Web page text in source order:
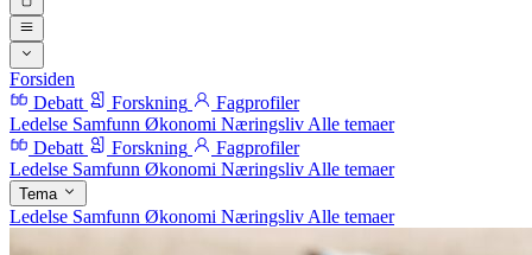
Forsiden
Debatt
Forskning
Fagprofiler
Ledelse Samfunn Økonomi Næringsliv Alle temaer
Debatt
Forskning
Fagprofiler
Ledelse Samfunn Økonomi Næringsliv Alle temaer
Tema
Ledelse Samfunn Økonomi Næringsliv Alle temaer